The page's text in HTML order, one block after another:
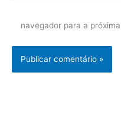
navegador para a